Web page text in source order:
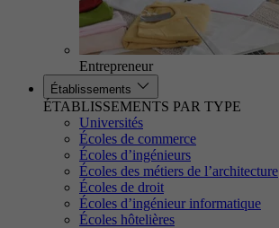
Entrepreneur
Établissements
ÉTABLISSEMENTS PAR TYPE
Universités
Écoles de commerce
Écoles d’ingénieurs
Écoles des métiers de l’architecture
Écoles de droit
Écoles d’ingénieur informatique
Écoles hôtelières